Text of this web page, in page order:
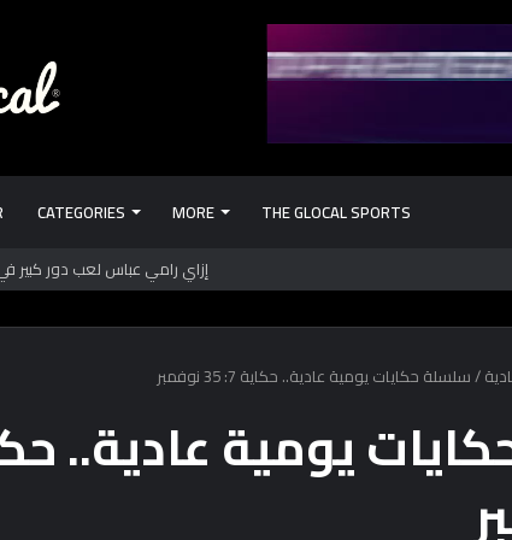
CATEGORIES MORE THE GLOCAL SPORTS
كشف أثري جديد بالدقهلية يوثق آلاف
/سلسلة حكايات يومية عادية.. حكاية 7: 35 نوفمبر